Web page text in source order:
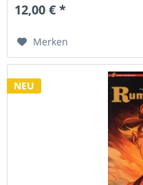
12,00 € *
Merken
NEU